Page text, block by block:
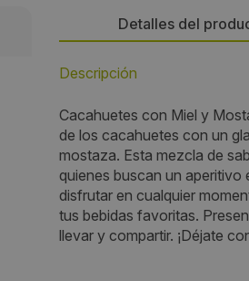
Detalles del
Descripción
Cacahuetes con Miel y
de los cacahuetes con un
mostaza. Esta mezcla de
quienes buscan un aperitivo
disfrutar en cualquier
tus bebidas favoritas.
llevar y compartir. ¡Déjate
Inês Loureiro
Dirección:
I- Park Innovation Business
Vale do Junco 109 ,